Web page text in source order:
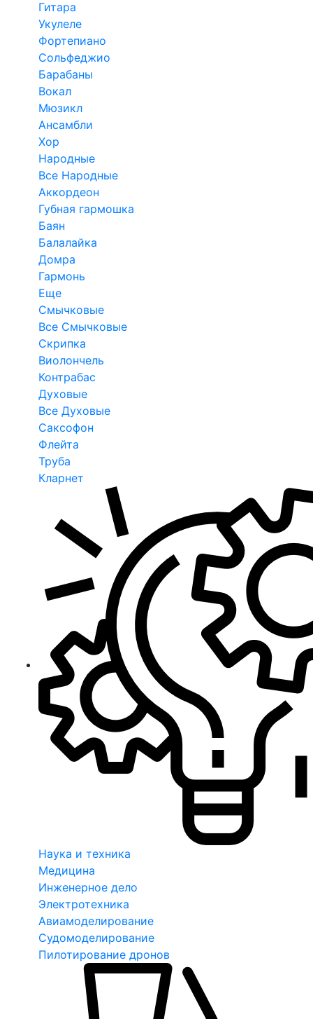
Гитара
Укулеле
Фортепиано
Сольфеджио
Барабаны
Вокал
Мюзикл
Ансамбли
Хор
Народные
Все Народные
Аккордеон
Губная гармошка
Баян
Балалайка
Домра
Гармонь
Еще
Смычковые
Все Смычковые
Скрипка
Виолончель
Контрабас
Духовые
Все Духовые
Саксофон
Флейта
Труба
Кларнет
Наука и техника
Медицина
Инженерное дело
Электротехника
Авиамоделирование
Судомоделирование
Пилотирование дронов